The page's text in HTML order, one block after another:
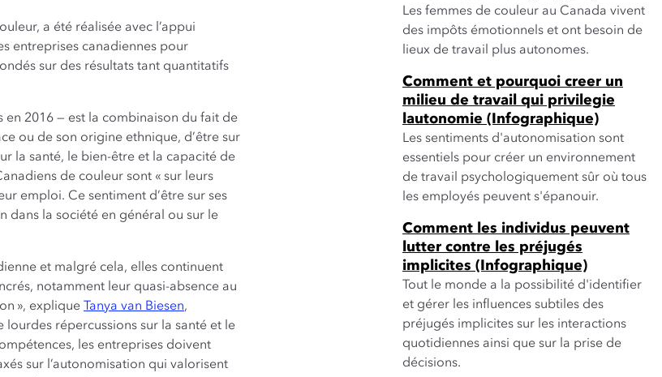
a été réalisée avec l’appui
entreprises canadiennes pour
sur des résultats tant quantitatifs
en 2016 — est la combinaison du fait de
ou de son origine ethnique, d’être sur
la santé, le bien-être et la capacité de
de couleur sont « sur leurs
emploi. Ce sentiment d’être sur ses
dans la société en général ou sur le
et malgré cela, elles continuent
notamment leur quasi-absence au
», explique
Tanya van Biesen,
lourdes répercussions sur la santé et le
les entreprises doivent
sur l’autonomisation qui valorisent
Les femmes de couleur au Canada vivent
des impôts émotionnels et ont besoin de
lieux de travail plus autonomes.
Comment et pourquoi creer un
milieu de travail qui privilegie
lautonomie (Infographique)
Les sentiments d'autonomisation sont
essentiels pour créer un environnement
de travail psychologiquement sûr où tous
les employés peuvent s'épanouir.
Comment les individus peuvent
lutter contre les préjugés
implicites (Infographique)
Tout le monde a la possibilité d'identifier
et gérer les influences subtiles des
préjugés implicites sur les interactions
quotidiennes ainsi que sur la prise de
décisions.